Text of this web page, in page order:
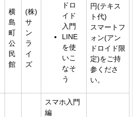
横
島
町
公
民
館
(株)
サ
ン
ラ
イ
ズ
ドロ
イド
入門
LINE
を使
いこ
なそ
う
円(テキス
ト代)
スマートフ
ォン(アン
ドロイド限
定)をご持
参くださ
い。
スマホ入門
編